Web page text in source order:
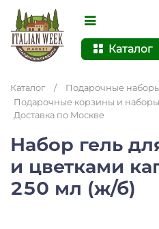
Каталог
Каталог / Подарочные
Подарочные корзины и
Доставка по Москве
Набор гель
и цветками
250 мл (ж/б)